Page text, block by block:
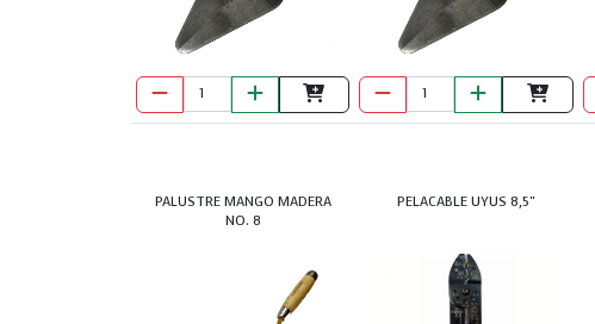
PALUSTRE MANGO MADERA
NO. 8
PELACABLE UYUS 8,5"